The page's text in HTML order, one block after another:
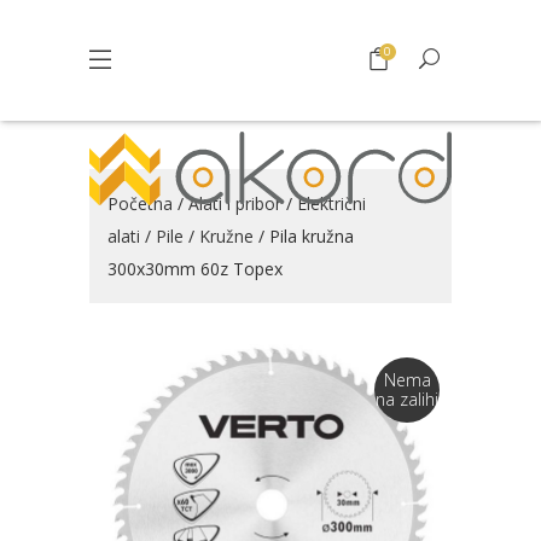
0
Početna /Alati i pribor/Električni
alati / Pile / Kružne / Pila kružna
300x30mm 60z Topex
Nema
na zalihi